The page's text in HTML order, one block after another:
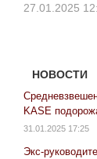
27.01.2025
НОВОСТИ
KASE
31.01.2025 17:25
Экс-